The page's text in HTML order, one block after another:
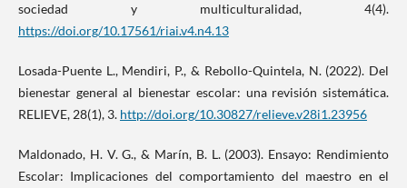
sociedad y multiculturalidad, 4(4).
https://doi.org/10.17561/riai.v4.n4.13
Losada-Puente L., Mendiri, P., & Rebollo-Quintela, N. (2022). Del
bienestar general al bienestar escolar: una revisión sistemática.
RELIEVE, 28(1), 3. http://doi.org/10.30827/relieve.v28i1.23956
Maldonado, H. V. G., & Marín, B. L. (2003). Ensayo: Rendimiento
Escolar: Implicaciones del comportamiento del maestro en el